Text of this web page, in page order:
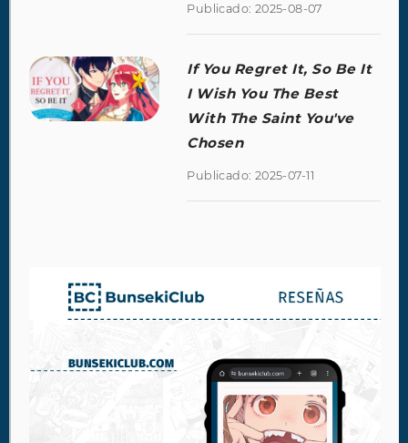
Publicado: 2025-08-07
If You Regret It, So Be It
I Wish You The Best
With The Saint You've
Chosen
Publicado: 2025-07-11